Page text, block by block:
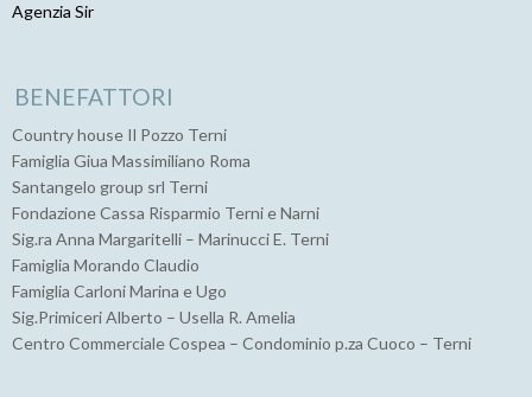
Agenzia Sir
BENEFATTORI
Country house Il Pozzo Terni
Famiglia Giua Massimiliano Roma
Santangelo group srl Terni
Fondazione Cassa Risparmio Terni e Narni
Sig.ra Anna Margaritelli – Marinucci E. Terni
Famiglia Morando Claudio
Famiglia Carloni Marina e Ugo
Sig.Primiceri Alberto – Usella R. Amelia
Centro Commerciale Cospea – Condominio p.za Cuoco – Terni